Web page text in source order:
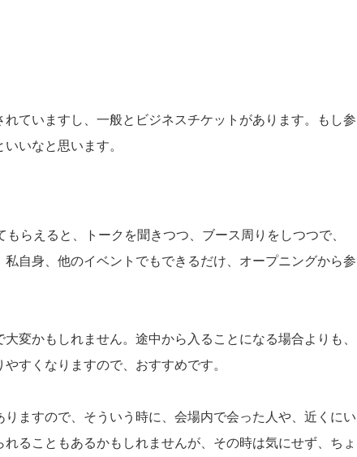
ていますし、一般とビジネスチケットがあります。もし参
いなと思います。
らえると、トークを聞きつつ、ブース周りをしつつで、
自身、他のイベントでもできるだけ、オープニングから参
変かもしれません。途中から入ることになる場合よりも、
すくなりますので、おすすめです。
ますので、そういう時に、会場内で会った人や、近くにい
ることもあるかもしれませんが、その時は気にせず、ちょ